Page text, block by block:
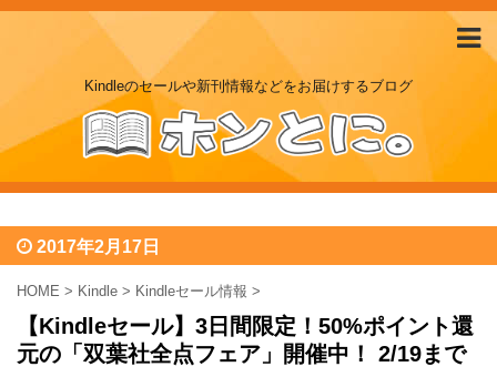
Kindleのセールや新刊情報などをお届けするブログ
2017年2月17日
HOME > Kindle > Kindleセール情報 >
【Kindleセール】3日間限定！50%ポイント還
元の「双葉社全点フェア」開催中！ 2/19まで